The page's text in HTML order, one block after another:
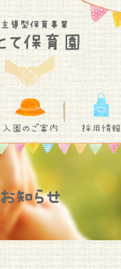
入園のご案内 採用情報
お知らせ